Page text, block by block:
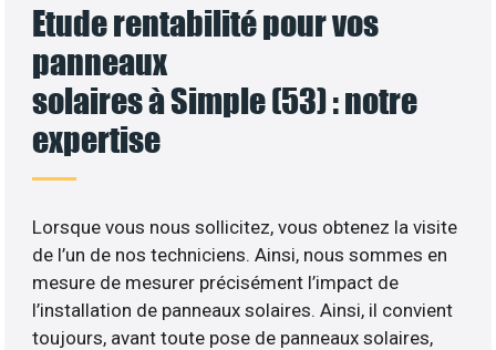
Etude rentabilité pour vos
panneaux
solaires à Simple (53) : notre
expertise
Lorsque vous nous sollicitez, vous obtenez la visite
de l’un de nos techniciens. Ainsi, nous sommes en
mesure de mesurer précisément l’impact de
l’installation de panneaux solaires. Ainsi, il convient
toujours, avant toute pose de panneaux solaires,